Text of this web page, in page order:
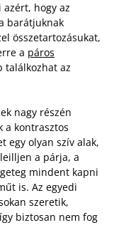
hogy az
barátjuknak
összetartozásukat,
a páros
találkozhat az
nagy részén
a kontrasztos
egy olyan szív alak,
a párja, a
mindent kapni
is. Az egyedi
szeretik,
biztosan nem fog